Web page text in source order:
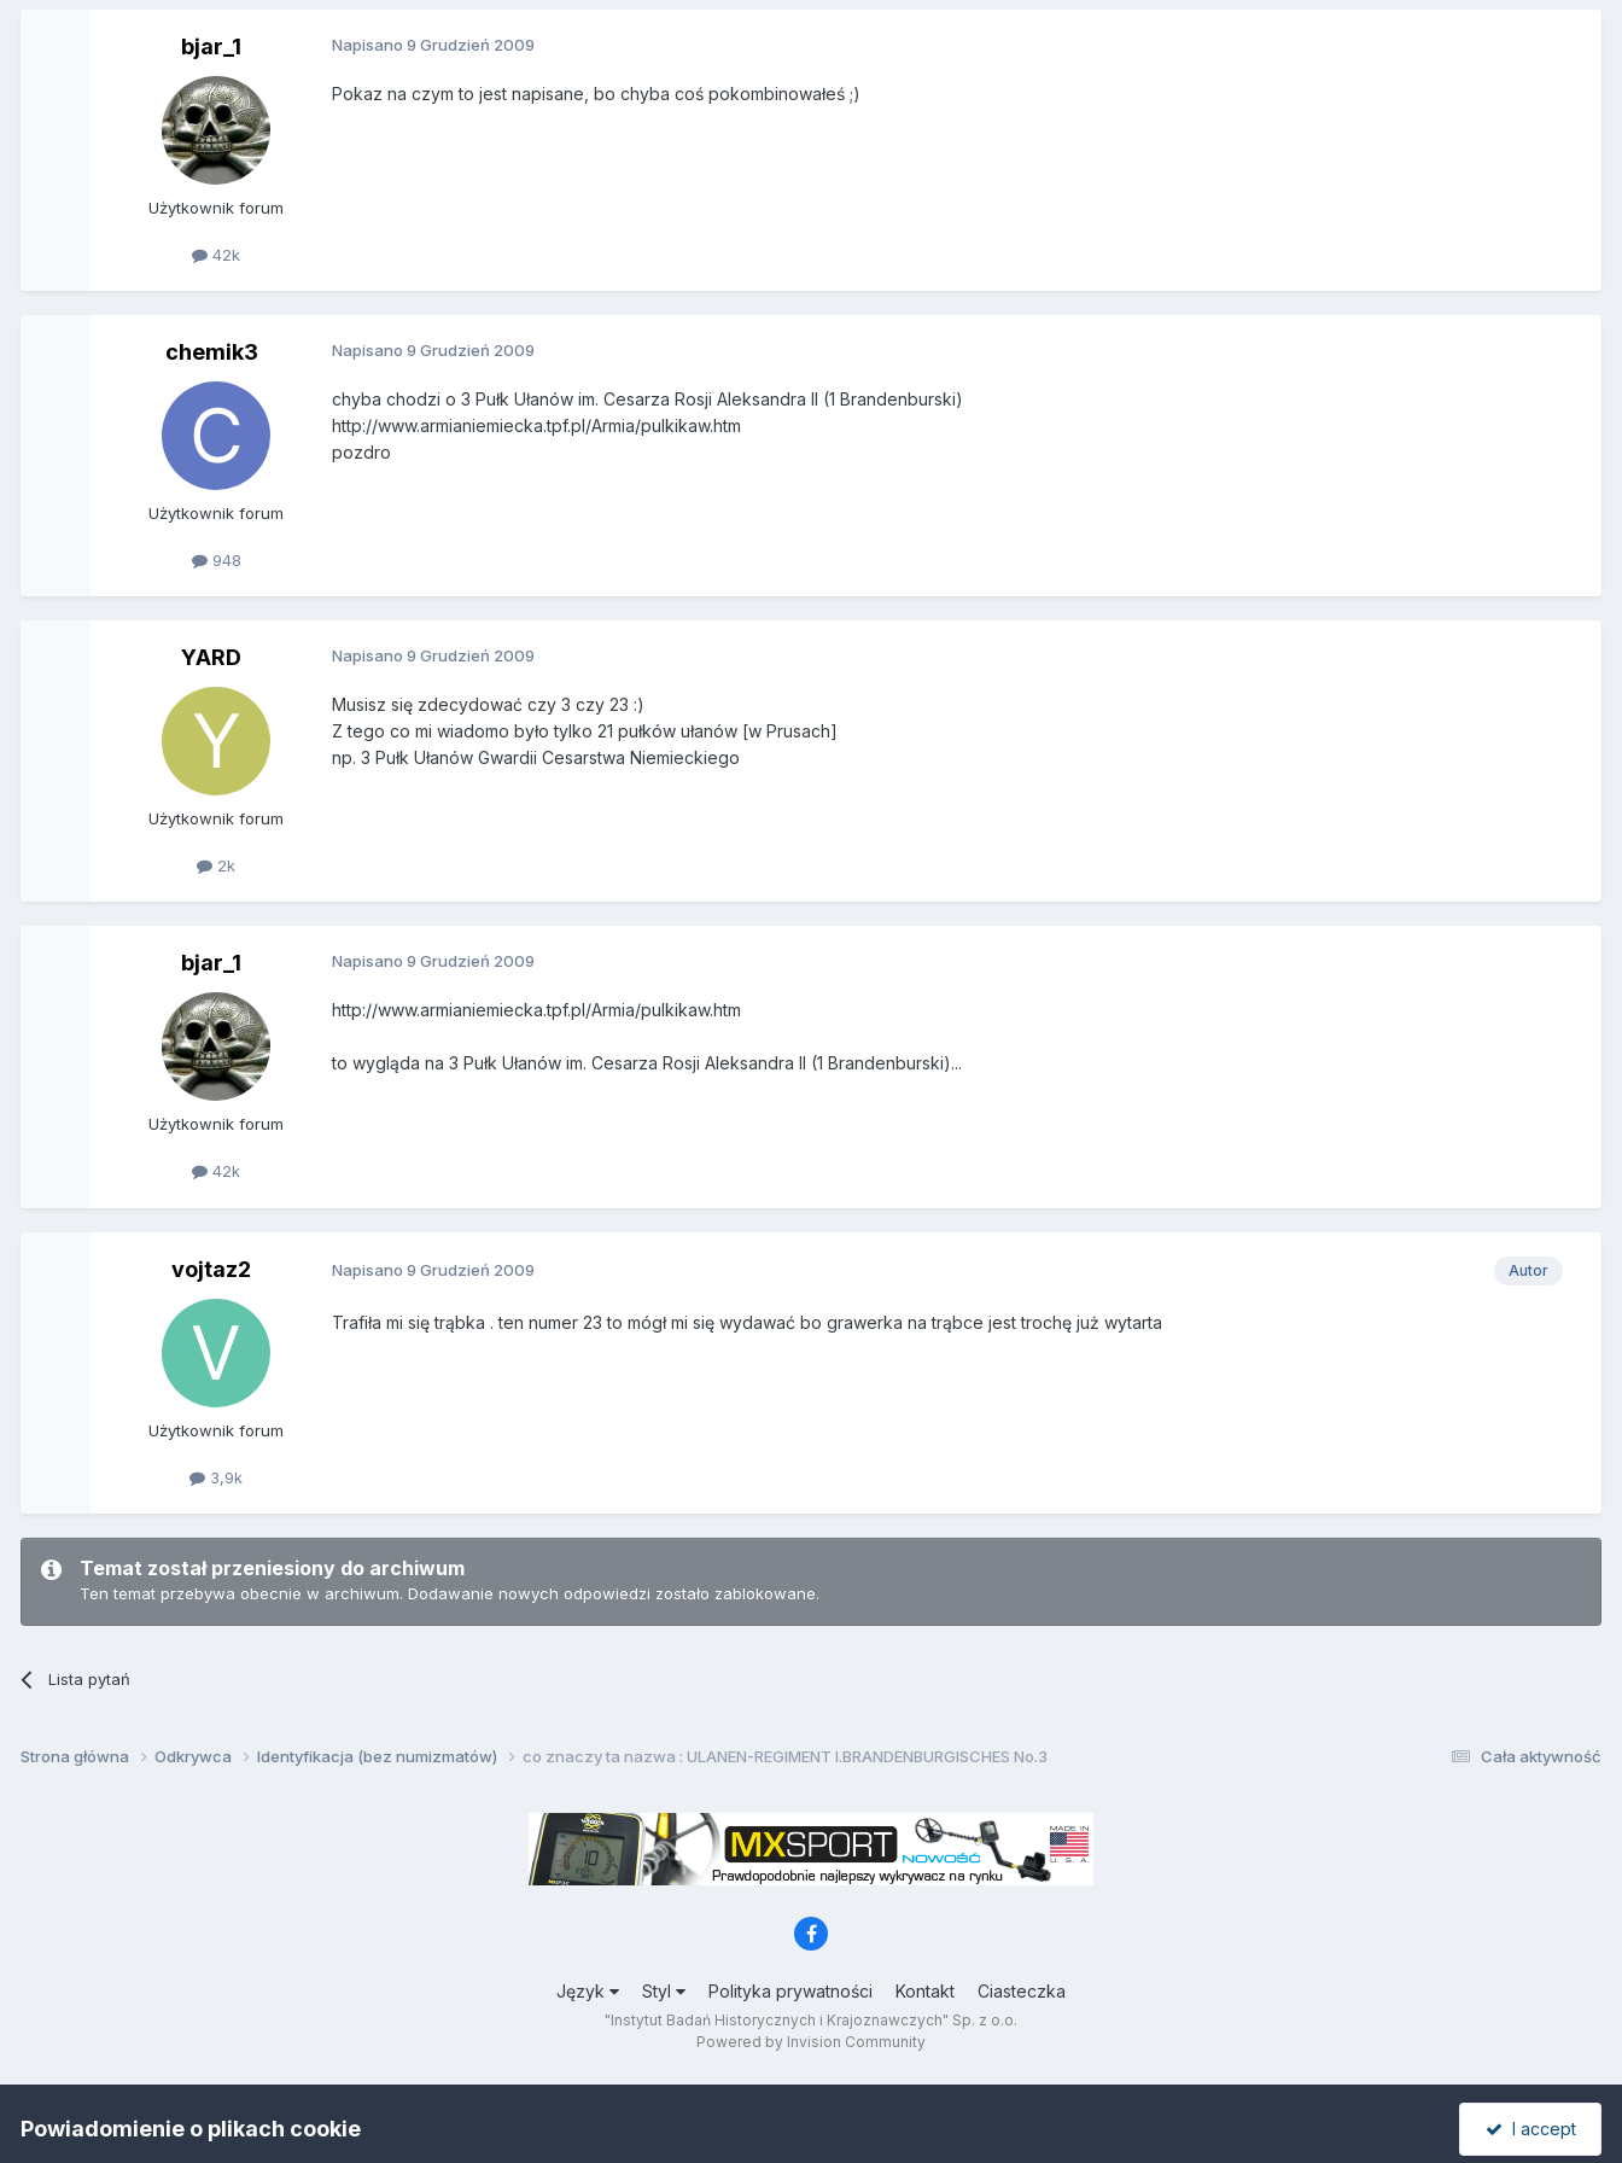
bjar_1
Użytkownik forum
42k
Napisano9 Grudzień 2009
Pokaz na czym to jest napisane, bo chyba coś pokombinowałeś ;)
chemik3
Użytkownik forum
948
Napisano9 Grudzień 2009
chyba chodzi o 3 Pułk Ułanów im. Cesarza Rosji Aleksandra II (1 Brandenburski)
http://www.armianiemiecka.tpf.pl/Armia/pulkikaw.htm
pozdro
YARD
Użytkownik forum
2k
Napisano9 Grudzień 2009
Musisz się zdecydować czy 3 czy 23 :)
Z tego co mi wiadomo było tylko 21 pułków ułanów [w Prusach]
np. 3 Pułk Ułanów Gwardii Cesarstwa Niemieckiego
bjar_1
Użytkownik forum
42k
Napisano9 Grudzień 2009
http://www.armianiemiecka.tpf.pl/Armia/pulkikaw.htm
to wygląda na 3 Pułk Ułanów im. Cesarza Rosji Aleksandra II (1 Brandenburski)...
vojtaz2
Użytkownik forum
3,9k
Autor
Napisano9 Grudzień 2009
Trafiła mi się trąbka . ten numer 23 to mógł mi się wydawać bo grawerka na trąbce jest trochę już wytarta
Temat został przeniesiony do archiwum
Ten temat przebywa obecnie w archiwum. Dodawanie nowych odpowiedzi zostało zablokowane.
Lista pytań
Cała aktywność
Strona główna Odkrywca Identyfikacja (bez numizmatów) co znaczy ta nazwa : ULANEN-REGIMENT I.BRANDENBURGISCHES No.3
Język Styl Polityka prywatności Kontakt Ciasteczka
"Instytut Badań Historycznych i Krajoznawczych" Sp. z o.o.
Powered by Invision Community
Powiadomienie o plikach cookie I accept